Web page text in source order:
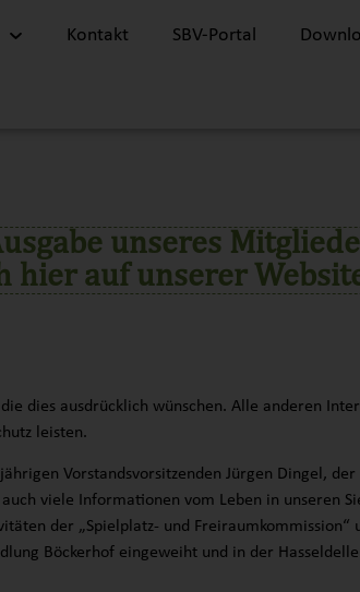
Kontakt SBV-Portal
unseres
hier auf unserer
dies ausdrücklich wünschen. Alle anderen
leisten.
Vorstandsvorsitzenden Jürgen Dingel,
viele Informationen vom Leben in unseren
der „Spielplatz- und Freiraumkommission“
Böckerhof eingeweiht und in der